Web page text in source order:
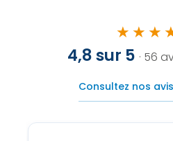
4,8 sur 5 · 56
Consultez nos